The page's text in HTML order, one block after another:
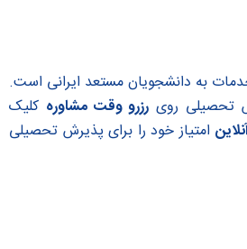
به دانشجویان مستعد ایرانی است.
تحصیلی روی رزرو وقت مشاوره کلیک
امتیاز خود را برای پذیرش تحصیلی